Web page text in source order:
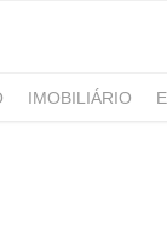
IMOBILIÁRIO